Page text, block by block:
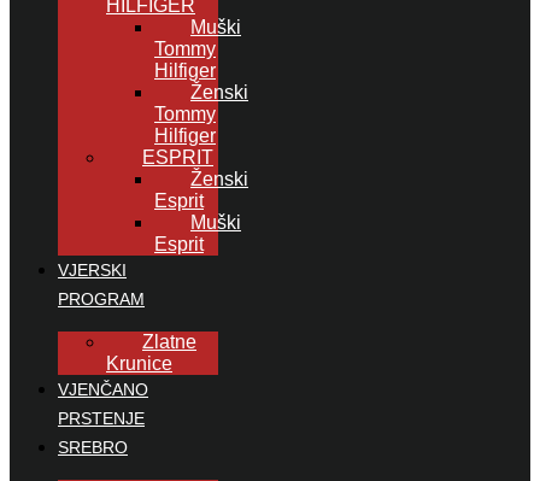
HILFIGER
Muški
Tommy
Hilfiger
Ženski
Tommy
Hilfiger
ESPRIT
Ženski
Esprit
Muški
Esprit
VJERSKI
PROGRAM
Zlatne
Krunice
VJENČANO
PRSTENJE
SREBRO